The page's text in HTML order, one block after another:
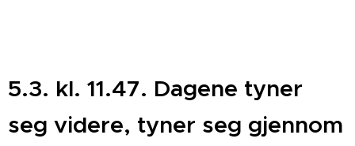
5.3. kl. 11.47. Dagene tyner
seg videre, tyner seg gjennom